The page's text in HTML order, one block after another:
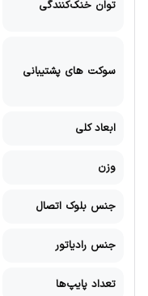
توان خنک‌کنندگی
سوکت های پشتیبانی
ابعاد کلی
وزن
جنس بلوک اتصال
جنس رادیاتور
تعداد پایپ‌ها